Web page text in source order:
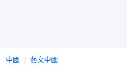
中國 藝文中國